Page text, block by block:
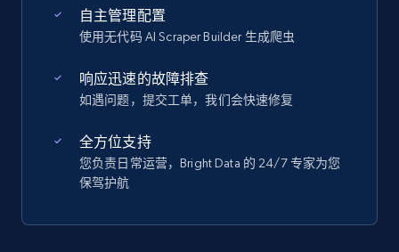
自主管理配置
使用无代码 AI Scraper Builder 生成爬虫
响应迅速的故障排查
如遇问题，提交工单，我们会快速修复
全方位支持
您负责日常运营，Bright Data 的 24/7 专家为您
保驾护航